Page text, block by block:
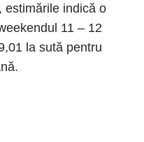
estimările indică o
11 – 12
la sută pentru